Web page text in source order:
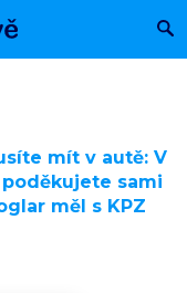
mít v autě: V
sami
měl s KPZ